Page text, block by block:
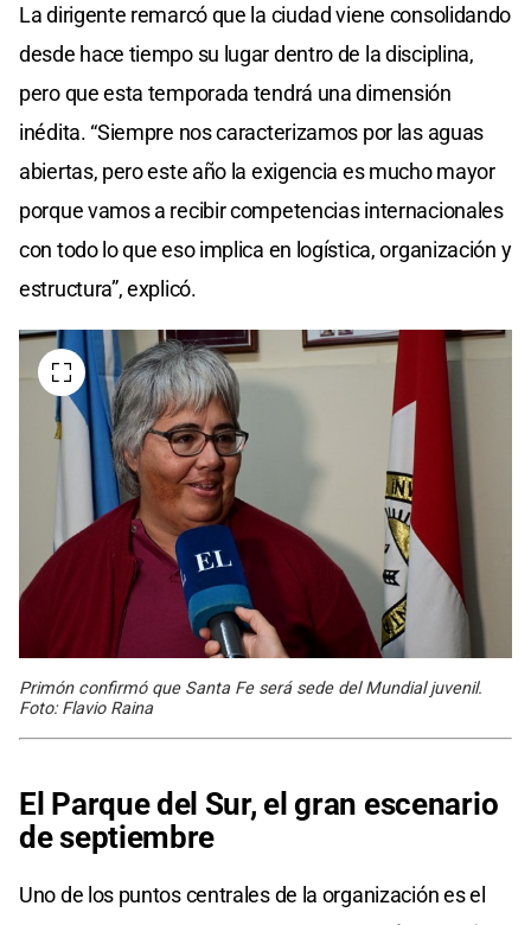
La dirigente remarcó que la ciudad viene consolidando
desde hace tiempo su lugar dentro de la disciplina,
pero que esta temporada tendrá una dimensión
inédita. “Siempre nos caracterizamos por las aguas
abiertas, pero este año la exigencia es mucho mayor
porque vamos a recibir competencias internacionales
con todo lo que eso implica en logística, organización y
estructura”, explicó.
Primón confirmó que Santa Fe será sede del Mundial juvenil.
Foto: Flavio Raina
El Parque del Sur, el gran escenario
de septiembre
Uno de los puntos centrales de la organización es el